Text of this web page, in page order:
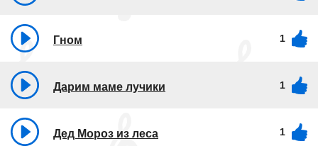
Гном 1
Дарим маме лучики 1
Дед Мороз из леса 1